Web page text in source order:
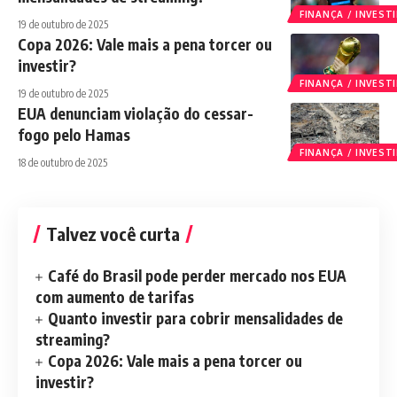
FINANÇA /
19 de outubro de 2025
FINANÇA /
Copa 2026: Vale mais a pena torcer ou
investir?
19 de outubro de 2025
FINANÇA /
EUA denunciam violação do cessar-
fogo pelo Hamas
18 de outubro de 2025
Talvez você curta
Café do Brasil pode perder mercado nos EUA
com aumento de tarifas
Quanto investir para cobrir mensalidades de
streaming?
Copa 2026: Vale mais a pena torcer ou
investir?